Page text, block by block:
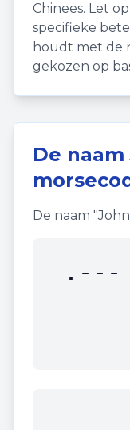
Chinees. Let
specifieke
houdt met de
gekozen op
De naam
De naam "